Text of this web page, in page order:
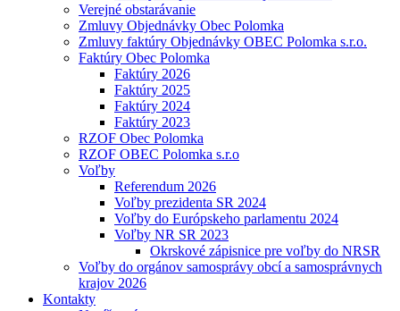
Verejné obstarávanie
Zmluvy Objednávky Obec Polomka
Zmluvy faktúry Objednávky OBEC Polomka s.r.o.
Faktúry Obec Polomka
Faktúry 2026
Faktúry 2025
Faktúry 2024
Faktúry 2023
RZOF Obec Polomka
RZOF OBEC Polomka s.r.o
Voľby
Referendum 2026
Voľby prezidenta SR 2024
Voľby do Európskeho parlamentu 2024
Voľby NR SR 2023
Okrskové zápisnice pre voľby do NRSR
Voľby do orgánov samosprávy obcí a samosprávnych
krajov 2026
Kontakty